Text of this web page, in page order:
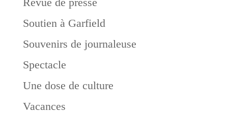
Soutien à Garfield
Souvenirs de journaleuse
Spectacle
Une dose de culture
Vacances